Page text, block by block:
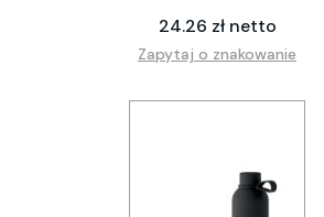
24.26 zł netto
Zapytaj o znakowanie